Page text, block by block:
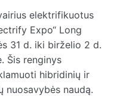
elektrifikuotus
Expo“ Long
31 d. iki birželio 2 d.
Šis renginys
hibridinių ir
naudą.